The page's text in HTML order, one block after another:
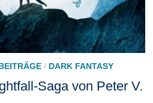
/ DARK FANTASY
Saga von Peter V.